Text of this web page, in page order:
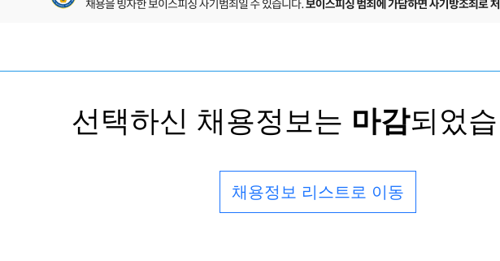
선택하신 채용정보는 마감되었
채용정보 리스트로 이동